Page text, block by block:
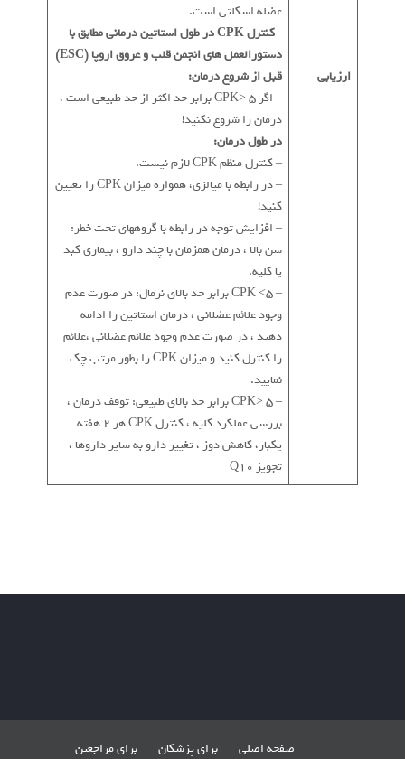
ارزیابی
عضله اسکلتی است.
کنترل CPK در طول استاتین درمانی مطابق با
دستورالعمل های انجمن قلب و عروق اروپا (ESC)
قبل از شروع درمان:
– اگر CPK> 5 برابر حد اکثر از حد طبیعی است ،
درمان را شروع نکنید!
در طول درمان:
– کنترل منظم CPK لازم نیست.
– در رابطه با میالژی، همواره میزان CPK را تعیین
کنید!
– افزایش توجه در رابطه با گروههای تحت خطر:
سن بالا ، درمان همزمان با چند دارو ، بیماری کبد
یا کلیه.
– CPK <5 برابر حد بالای نرمال: در صورت عدم
وجود علائم عضلانی ، درمان استاتین را ادامه
دهید ، در صورت عدم وجود علائم عضلانی ،علائم
را کنترل کنید و میزان CPK را بطور مرتب چک
نمایید.
– CPK> 5 برابر حد بالاي طبيعي: توقف درمان ،
بررسي عملكرد كليه ، كنترل CPK هر 2 هفته
یکبار، كاهش دوز ، تغییر دارو به ساير داروها ،
تجويز Q10
صفحه اصلی برای پزشکان برای مراجعین